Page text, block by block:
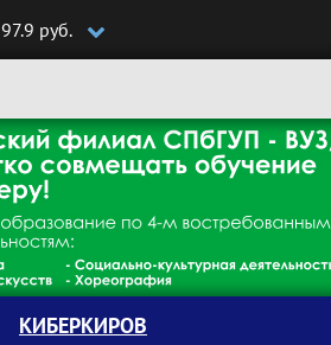
97.9 руб.
КИБЕРКИРОВ